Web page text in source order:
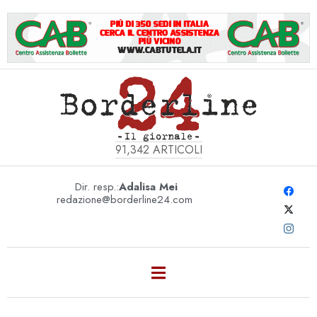
91,342 ARTICOLI
Dir. resp.:Adalisa Mei
redazione@borderline24.com